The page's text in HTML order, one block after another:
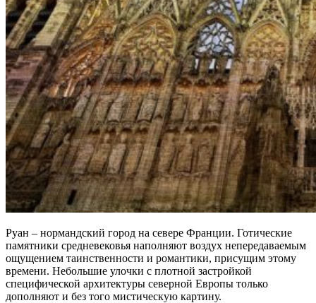
Руан – нормандский город на севере Франции. Готические
памятники средневековья наполняют воздух непередаваемым
ощущением таинственности и романтики, присущим этому
времени. Небольшие улочки с плотной застройкой
специфической архитектуры северной Европы только
дополняют и без того мистическую картину.